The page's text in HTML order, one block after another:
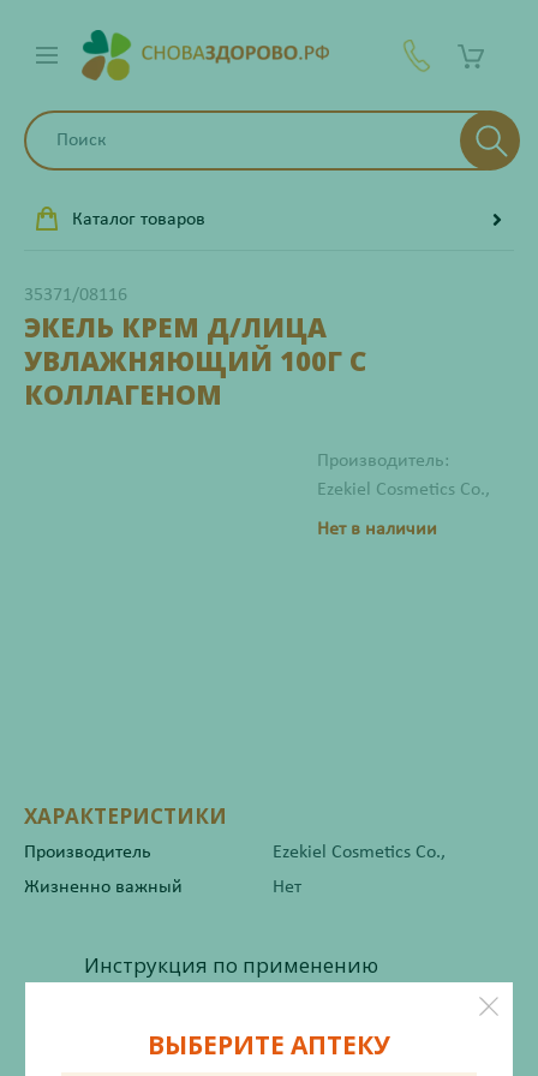
Каталог товаров
35371/08116
ЭКЕЛЬ КРЕМ Д/ЛИЦА
УВЛАЖНЯЮЩИЙ 100Г С
КОЛЛАГЕНОМ
Производитель:
Ezekiel Cosmetics Co.,
Нет в наличии
ХАРАКТЕРИСТИКИ
Производитель
Ezekiel Cosmetics Co.,
Жизненно важный
Нет
Инструкция по применению
ВЫБЕРИТЕ АПТЕКУ